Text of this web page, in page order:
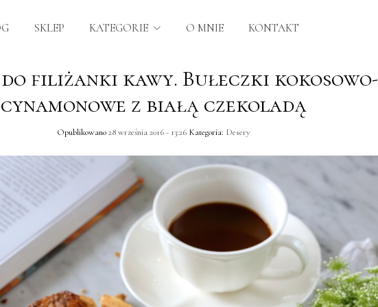
SKLEP KATEGORIE O MNIE KONTAKT
filiżanki kawy. Bułeczki kokosowo-
cynamonowe z białą czekoladą
Opublikowano28 września 2016 - 13:26 Kategoria: Desery